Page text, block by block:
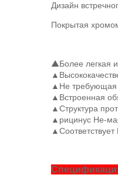
Дизайн
Покрытая
▲Более легкая
▲Не требующая
▲Встроенная
▲Структура
▲рицинус Не-
▲Соответствует